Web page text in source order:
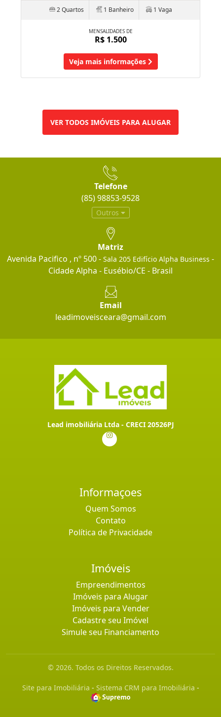
2 Quartos 1 Banheiro 1 Vaga
MENSALIDADES DE
R$ 1.500
Veja mais informações
VER TODOS IMÓVEIS PARA ALUGAR
Telefone
(85) 98853-9528
Outros
Matriz
Avenida Pacifico , nº 500 - Sala 205 Edifício Alpha Business -
Cidade Alpha - Eusébio/CE - Brasil
Email
leadimoveisceara@gmail.com
Lead imobiliária Ltda - CRECI 20526PJ
Informaçoes
Quem Somos
Contato
Política de Privacidade
Imóveis
Empreendimentos
Imóveis para Alugar
Imóveis para Vender
Cadastre seu Imóvel
Simule seu Financiamento
© 2026. Todos os Direitos Reservados.
Site para Imobiliária - Sistema CRM para Imobiliária -